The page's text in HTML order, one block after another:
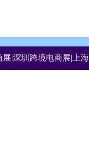
展|深圳跨境电商展|上